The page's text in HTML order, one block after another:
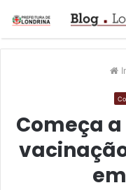
Começa